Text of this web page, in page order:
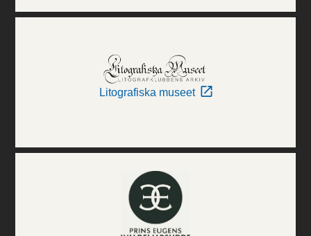
Litografiska museet